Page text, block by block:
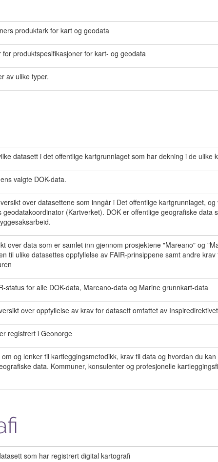
produktark for kart og geodata
produktspesifikasjoner for kart- og geodata
av ulike typer.
datasett i det offentlige kartgrunnlaget som har dekning i de ulike
valgte DOK-data.
over datasettene som inngår i Det offentlige kartgrunnlaget, og
geodatakoordinator (Kartverket). DOK er offentlige geografiske data
over data som er samlet inn gjennom prosjektene "Mareano" og
til ulike datasettes oppfyllelse av FAIR-prinsippene samt andre
status for alle DOK-data, Mareano-data og Marine grunnkart-data
over oppfyllelse av krav for datasett omfattet av
registrert i Geonorge
og lenker til kartleggingsmetodikk, krav til data og hvordan du
data. Kommuner, konsulenter og profesjonelle
som har registrert digital kartografi